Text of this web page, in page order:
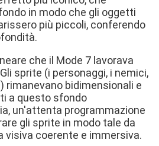
in modo che gli oggetti
più piccoli, conferendo
che il Mode 7 lavorava
sprite (i personaggi, i nemici,
rimanevano bidimensionali e
a questo sfondo
un'attenta programmazione
gli sprite in modo tale da
visiva coerente e immersiva.